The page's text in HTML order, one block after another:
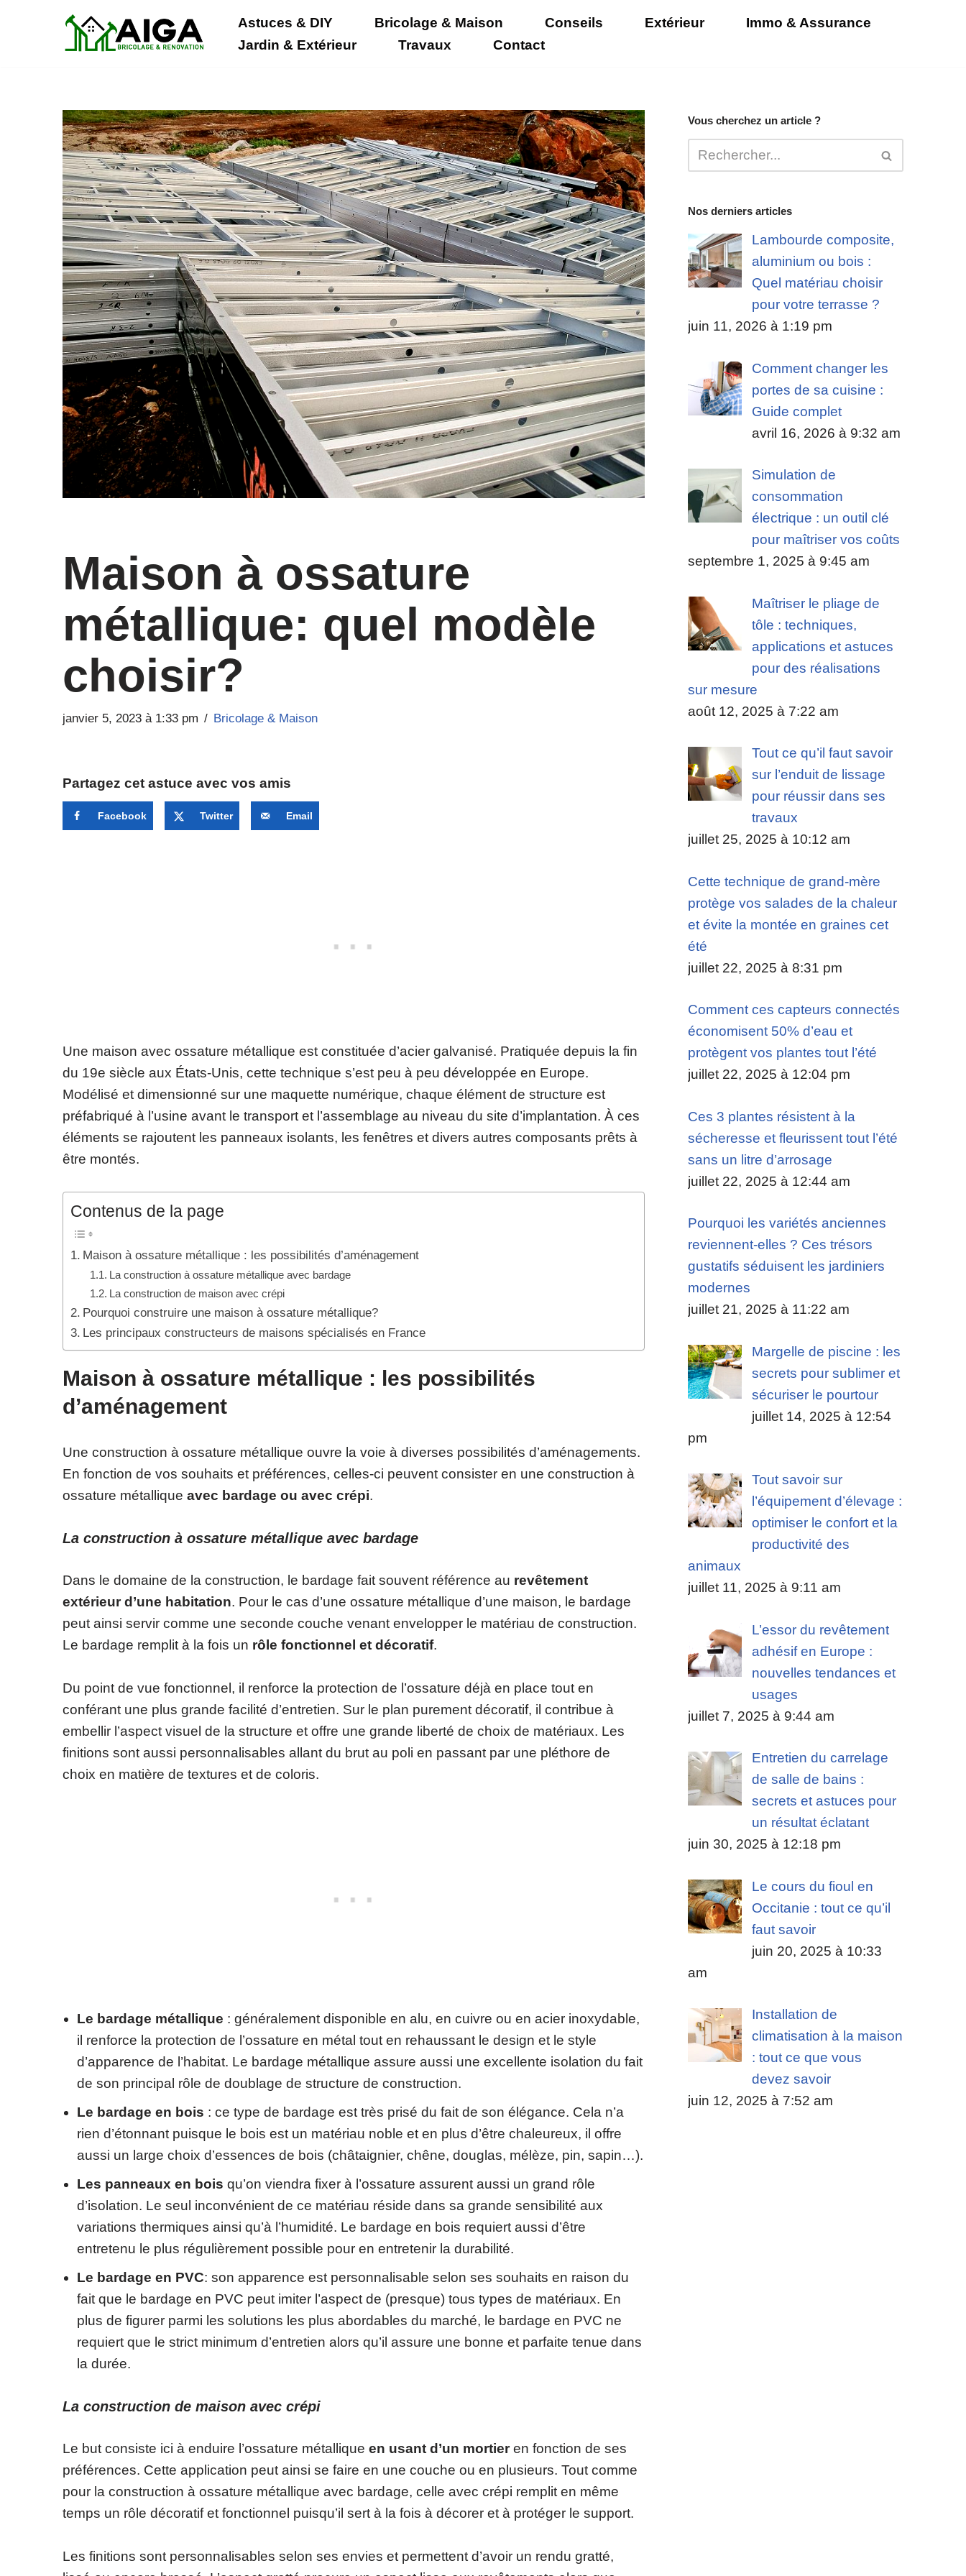
Astuces & DIY Bricolage & Maison Conseils Extérieur
Immo & Assurance
Jardin & Extérieur
Travaux Contact
Maison à ossature
métallique: quel modèle
choisir?
janvier 5, 2023 à 1:33 pm Bricolage & Maison
Partagez cet astuce avec vos amis
Facebook Twitter Email
Une maison avec ossature métallique est constituée d’acier galvanisé. Pratiquée depuis la fin
du 19e siècle aux États-Unis, cette technique s’est peu à peu développée en Europe.
Modélisé et dimensionné sur une maquette numérique, chaque élément de structure est
préfabriqué à l’usine avant le transport et l’assemblage au niveau du site d’implantation. À ces
éléments se rajoutent les panneaux isolants, les fenêtres et divers autres composants prêts à
être montés.
Contenus de la page
Maison à ossature métallique : les possibilités d’aménagement
La construction à ossature métallique avec bardage
La construction de maison avec crépi
Pourquoi construire une maison à ossature métallique?
Les principaux constructeurs de maisons spécialisés en France
Maison à ossature métallique : les possibilités
d’aménagement
Une construction à ossature métallique ouvre la voie à diverses possibilités d’aménagements.
En fonction de vos souhaits et préférences, celles-ci peuvent consister en une construction à
ossature métallique avec bardage ou avec crépi.
La construction à ossature métallique avec bardage
Dans le domaine de la construction, le bardage fait souvent référence au revêtement
extérieur d’une habitation. Pour le cas d’une ossature métallique d’une maison, le bardage
peut ainsi servir comme une seconde couche venant envelopper le matériau de construction.
Le bardage remplit à la fois un rôle fonctionnel et décoratif.
Du point de vue fonctionnel, il renforce la protection de l’ossature déjà en place tout en
conférant une plus grande facilité d’entretien. Sur le plan purement décoratif, il contribue à
embellir l’aspect visuel de la structure et offre une grande liberté de choix de matériaux. Les
finitions sont aussi personnalisables allant du brut au poli en passant par une pléthore de
choix en matière de textures et de coloris.
Le bardage métallique : généralement disponible en alu, en cuivre ou en acier inoxydable,
il renforce la protection de l’ossature en métal tout en rehaussant le design et le style
d’apparence de l’habitat. Le bardage métallique assure aussi une excellente isolation du fait
de son principal rôle de doublage de structure de construction.
Le bardage en bois : ce type de bardage est très prisé du fait de son élégance. Cela n’a
rien d’étonnant puisque le bois est un matériau noble et en plus d’être chaleureux, il offre
aussi un large choix d’essences de bois (châtaignier, chêne, douglas, mélèze, pin, sapin…).
Les panneaux en bois qu’on viendra fixer à l’ossature assurent aussi un grand rôle
d’isolation. Le seul inconvénient de ce matériau réside dans sa grande sensibilité aux
variations thermiques ainsi qu’à l’humidité. Le bardage en bois requiert aussi d’être
entretenu le plus régulièrement possible pour en entretenir la durabilité.
Le bardage en PVC: son apparence est personnalisable selon ses souhaits en raison du
fait que le bardage en PVC peut imiter l’aspect de (presque) tous types de matériaux. En
plus de figurer parmi les solutions les plus abordables du marché, le bardage en PVC ne
requiert que le strict minimum d’entretien alors qu’il assure une bonne et parfaite tenue dans
la durée.
La construction de maison avec crépi
Le but consiste ici à enduire l’ossature métallique en usant d’un mortieren fonction de ses
préférences. Cette application peut ainsi se faire en une couche ou en plusieurs. Tout comme
pour la construction à ossature métallique avec bardage, celle avec crépi remplit en même
temps un rôle décoratif et fonctionnel puisqu’il sert à la fois à décorer et à protéger le support.
Les finitions sont personnalisables selon ses envies et permettent d’avoir un rendu gratté,
Vous cherchez un article ?
Nos derniers articles
Lambourde composite,
aluminium ou bois :
Quel matériau choisir
pour votre terrasse ?
juin 11, 2026 à 1:19 pm
Comment changer les
portes de sa cuisine :
Guide complet
avril 16, 2026 à 9:32 am
Simulation de
consommation
électrique : un outil clé
pour maîtriser vos coûts
septembre 1, 2025 à 9:45 am
Maîtriser le pliage de
tôle : techniques,
applications et astuces
pour des réalisations
sur mesure
août 12, 2025 à 7:22 am
Tout ce qu’il faut savoir
sur l’enduit de lissage
pour réussir dans ses
travaux
juillet 25, 2025 à 10:12 am
Cette technique de grand-mère
protège vos salades de la chaleur
et évite la montée en graines cet
été
juillet 22, 2025 à 8:31 pm
Comment ces capteurs connectés
économisent 50% d’eau et
protègent vos plantes tout l’été
juillet 22, 2025 à 12:04 pm
Ces 3 plantes résistent à la
sécheresse et fleurissent tout l’été
sans un litre d’arrosage
juillet 22, 2025 à 12:44 am
Pourquoi les variétés anciennes
reviennent-elles ? Ces trésors
gustatifs séduisent les jardiniers
modernes
juillet 21, 2025 à 11:22 am
Margelle de piscine : les
secrets pour sublimer et
sécuriser le pourtour
juillet 14, 2025 à 12:54
pm
Tout savoir sur
l’équipement d’élevage :
optimiser le confort et la
productivité des
animaux
juillet 11, 2025 à 9:11 am
L’essor du revêtement
adhésif en Europe :
nouvelles tendances et
usages
juillet 7, 2025 à 9:44 am
Entretien du carrelage
de salle de bains :
secrets et astuces pour
un résultat éclatant
juin 30, 2025 à 12:18 pm
Le cours du fioul en
Occitanie : tout ce qu’il
faut savoir
juin 20, 2025 à 10:33
am
Installation de
climatisation à la maison
: tout ce que vous
devez savoir
juin 12, 2025 à 7:52 am